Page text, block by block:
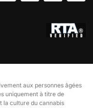
aux personnes âgées
uniquement à titre de
la culture du cannabis